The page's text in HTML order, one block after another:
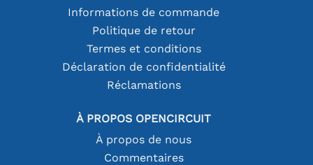
Informations de commande
Politique de retour
Termes et conditions
Déclaration de confidentialité
Réclamations
À PROPOS OPENCIRCUIT
À propos de nous
Commentaires